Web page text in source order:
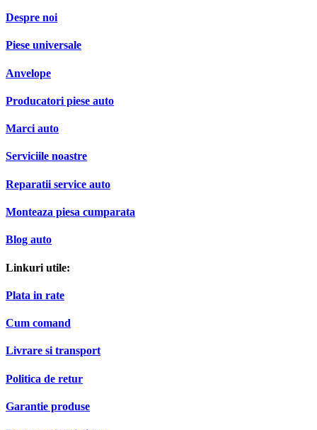
Despre noi
Piese universale
Anvelope
Producatori piese auto
Marci auto
Serviciile noastre
Reparatii service auto
Monteaza piesa cumparata
Blog auto
Linkuri utile:
Plata in rate
Cum comand
Livrare si transport
Politica de retur
Garantie produse